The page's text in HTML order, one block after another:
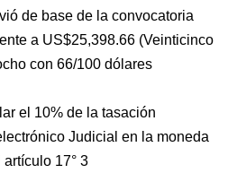
de base de la convocatoria
a US$25,398.66 (Veinticinco
con 66/100 dólares
el 10% de la tasación
Judicial en la moneda
17° 3